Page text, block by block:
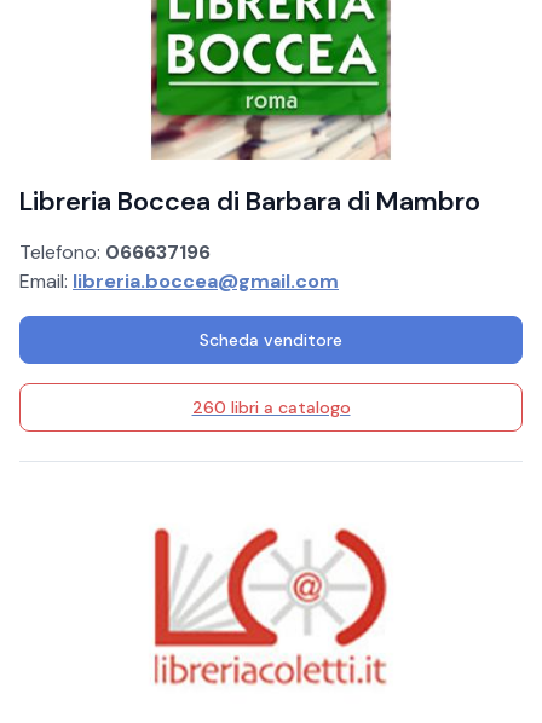
Libreria Boccea di Barbara di Mambro
Telefono: 066637196
Email: libreria.boccea@gmail.com
Scheda venditore
260 libri a catalogo